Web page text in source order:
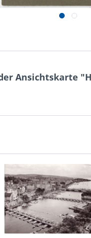
Ansichtskarte